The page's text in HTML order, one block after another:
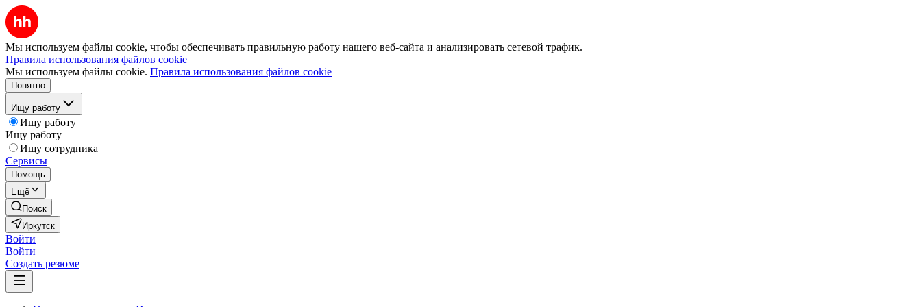
Мы используем файлы cookie, чтобы обеспечивать правильную работу нашего веб-сайта и анализировать сетевой трафик.
Правила использования файлов cookie
Мы используем файлы cookie. Правила использования файлов cookie
Понятно
Ищу работу
Ищу работу
Ищу работу
Ищу сотрудника
Сервисы
Помощь
Ещё
Поиск
Иркутск
Войти
Войти
Создать резюме